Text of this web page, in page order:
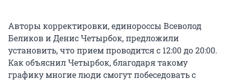
Авторы корректировки, единороссы Всеволод
Беликов и Денис Четырбок, предложили
установить, что прием проводится с 12:00 до 20:00.
Как объяснил Четырбок, благодаря такому
графику многие люди смогут побеседовать с